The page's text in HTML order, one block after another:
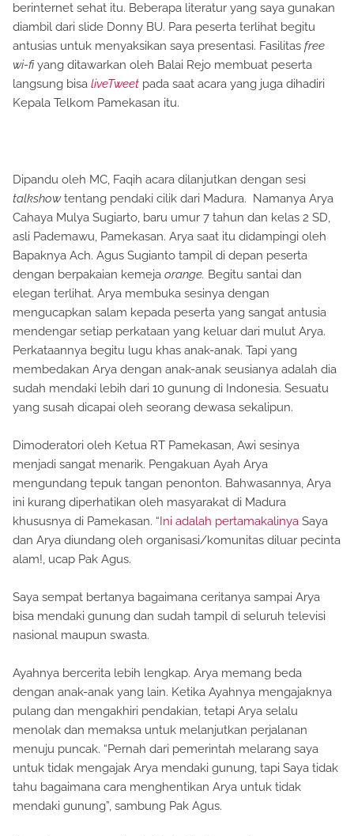
berinternet sehat itu. Beberapa literatur yang saya gunakan
diambil dari slide Donny BU. Para peserta terlihat begitu
antusias untuk menyaksikan saya presentasi. Fasilitas free
wi-fiyang ditawarkan oleh Balai Rejo membuat peserta
langsung bisa liveTweet pada saat acara yang juga dihadiri
Kepala Telkom Pamekasan itu.
Dipandu oleh MC, Faqih acara dilanjutkan dengan sesi
talkshowtentang pendaki cilik dari Madura. Namanya Arya
Cahaya Mulya Sugiarto, baru umur 7 tahun dan kelas 2 SD,
asli Pademawu, Pamekasan. Arya saat itu didampingi oleh
Bapaknya Ach. Agus Sugianto tampil di depan peserta
dengan berpakaian kemeja orange. Begitu santai dan
elegan terlihat. Arya membuka sesinya dengan
mengucapkan salam kepada peserta yang sangat antusia
mendengar setiap perkataan yang keluar dari mulut Arya.
Perkataannya begitu lugu khas anak-anak. Tapi yang
membedakan Arya dengan anak-anak seusianya adalah dia
sudah mendaki lebih dari 10 gunung di Indonesia. Sesuatu
yang susah dicapai oleh seorang dewasa sekalipun.
Dimoderatori oleh Ketua RT Pamekasan, Awi sesinya
menjadi sangat menarik. Pengakuan Ayah Arya
mengundang tepuk tangan penonton. Bahwasannya, Arya
ini kurang diperhatikan oleh masyarakat di Madura
khususnya di Pamekasan. “Ini adalah pertamakalinya Saya
dan Arya diundang oleh organisasi/komunitas diluar pecinta
alam!, ucap Pak Agus.
Saya sempat bertanya bagaimana ceritanya sampai Arya
bisa mendaki gunung dan sudah tampil di seluruh televisi
nasional maupun swasta.
Ayahnya bercerita lebih lengkap. Arya memang beda
dengan anak-anak yang lain. Ketika Ayahnya mengajaknya
pulang dan mengakhiri pendakian, tetapi Arya selalu
menolak dan memaksa untuk melanjutkan perjalanan
menuju puncak. “Pernah dari pemerintah melarang saya
untuk tidak mengajak Arya mendaki gunung, tapi Saya tidak
tahu bagaimana cara menghentikan Arya untuk tidak
mendaki gunung”, sambung Pak Agus.